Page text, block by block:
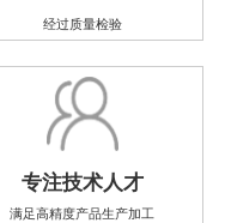
经过质量检验
专注技术人才
满足高精度产品生产加工